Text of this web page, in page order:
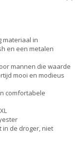
materiaal in
en een metalen
mannen die waarde
mooi en modieus
comfortabele
in de droger, niet